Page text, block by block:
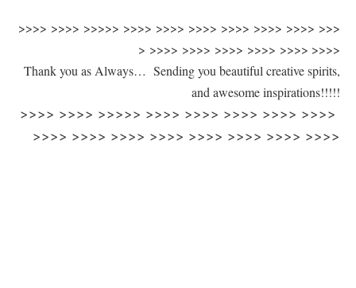
>>>> >>>> >>>>> >>>> >>>> >>>> >>>> >>>> >>>> >>>
> >>>> >>>> >>>> >>>> >>>> >>>>
Thank you as Always… Sending you beautiful creative spirits,
and awesome inspirations!!!!!
>>>> >>>> >>>>> >>>> >>>> >>>> >>>> >>>>
>>>> >>>> >>>> >>>> >>>> >>>> >>>> >>>>